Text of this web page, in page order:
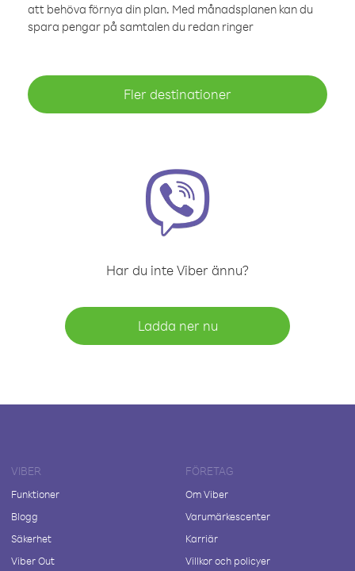
att behöva förnya din plan. Med månadsplanen kan du
spara pengar på samtalen du redan ringer
Fler destinationer
Har du inte Viber ännu?
Ladda ner nu
VIBER
Funktioner
Blogg
Säkerhet
Viber Out
FÖRETAG
Om Viber
Varumärkescenter
Karriär
Villkor och policyer